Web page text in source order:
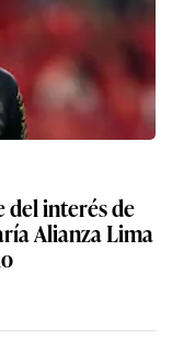
del interés de
Alianza Lima